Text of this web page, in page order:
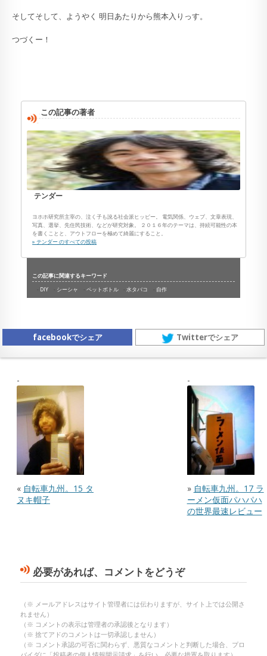
そしてそして、ようやく 明日あたりから熊本入りっす。
つづくー！
この記事の著者
テンダー
ヨホホ研究所主宰の、泣く子も訛る社会派ヒッピー。 電気関係、ウェブ、文章表現、
写真、選挙、先住民技術、などが研究対象。 ２０１６年のテーマは、持続可能性の本
を書くことと、アウトフローを極めて綺麗にすること。
» テンダー のすべての投稿
この記事に関連するキーワード
DIY
シーシャ ペットボトル 水タバコ 自作
facebookでシェア Twitterでシェア
« 自転車九州。15 タ
ヌキ帽子
» 自転車九州。17 ラ
ーメン仮面パハパハ
の世界最速レビュー
必要があれば、コメントをどうぞ
（※ メールアドレスはサイト管理者には伝わりますが、サイト上では公開さ
れません）
（※ コメントの表示は管理者の承認後となります）
（※ 捨てアドのコメントは一切承認しません）
（※ コメント承認の可否に関わらず、悪質なコメントと判断した場合、プロ